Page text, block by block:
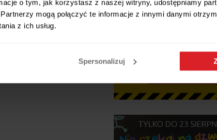
o tym, jak korzystasz z naszej witryny, udostępniamy
mogą połączyć te informacje z innymi danymi
z ich usług.
Spersonalizuj